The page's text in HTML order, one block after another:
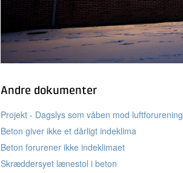
Andre dokumenter
Projekt - Dagslys som våben mod luftforurening
Beton giver ikke et dårligt indeklima
Beton forurener ikke indeklimaet
Skræddersyet lænestol i beton